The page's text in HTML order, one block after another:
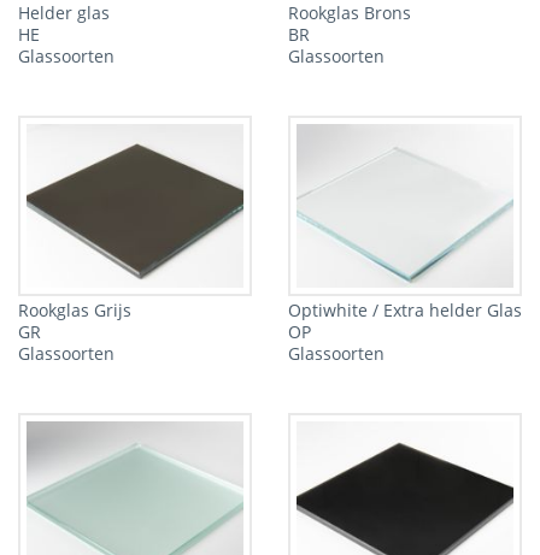
Helder glas
HE
Glassoorten
Rookglas Brons
BR
Glassoorten
Rookglas Grijs
GR
Glassoorten
Optiwhite / Extra helder Glas
OP
Glassoorten